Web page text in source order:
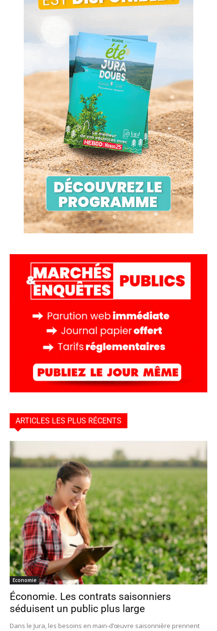
ARTICLES LES PLUS RÉCENTS
Economie
Économie. Les contrats saisonniers
séduisent un public plus large
Dans le Jura, les besoins en main-d’œuvre saisonnière prennent